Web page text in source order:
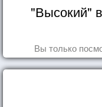
"Высокий"
Вы только